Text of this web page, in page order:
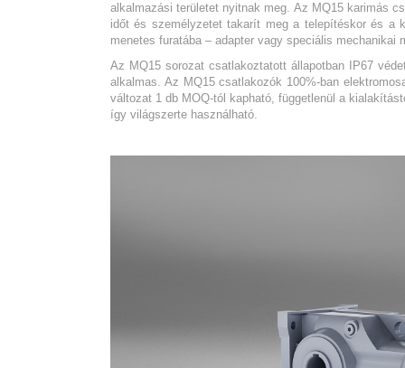
alkalmazási területet nyitnak meg. Az MQ15 karimás
időt és személyzetet takarít meg a telepítéskor és a
menetes furatába – adapter vagy speciális mechanikai
Az MQ15 sorozat csatlakoztatott állapotban IP67
alkalmas. Az MQ15 csatlakozók 100%-ban
változat 1 db MOQ-tól kapható, függetlenül a
így világszerte használható.